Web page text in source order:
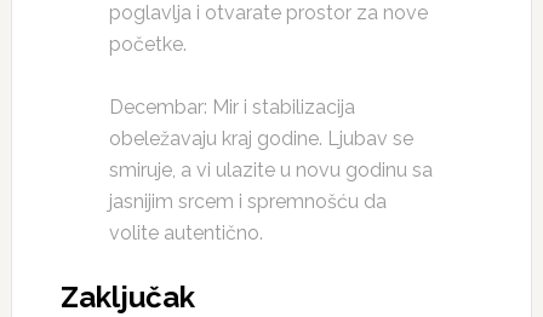
poglavlja i otvarate prostor za nove
početke.
Decembar: Mir i stabilizacija
obeležavaju kraj godine. Ljubav se
smiruje, a vi ulazite u novu godinu sa
jasnijim srcem i spremnošću da
volite autentično.
Zaključak